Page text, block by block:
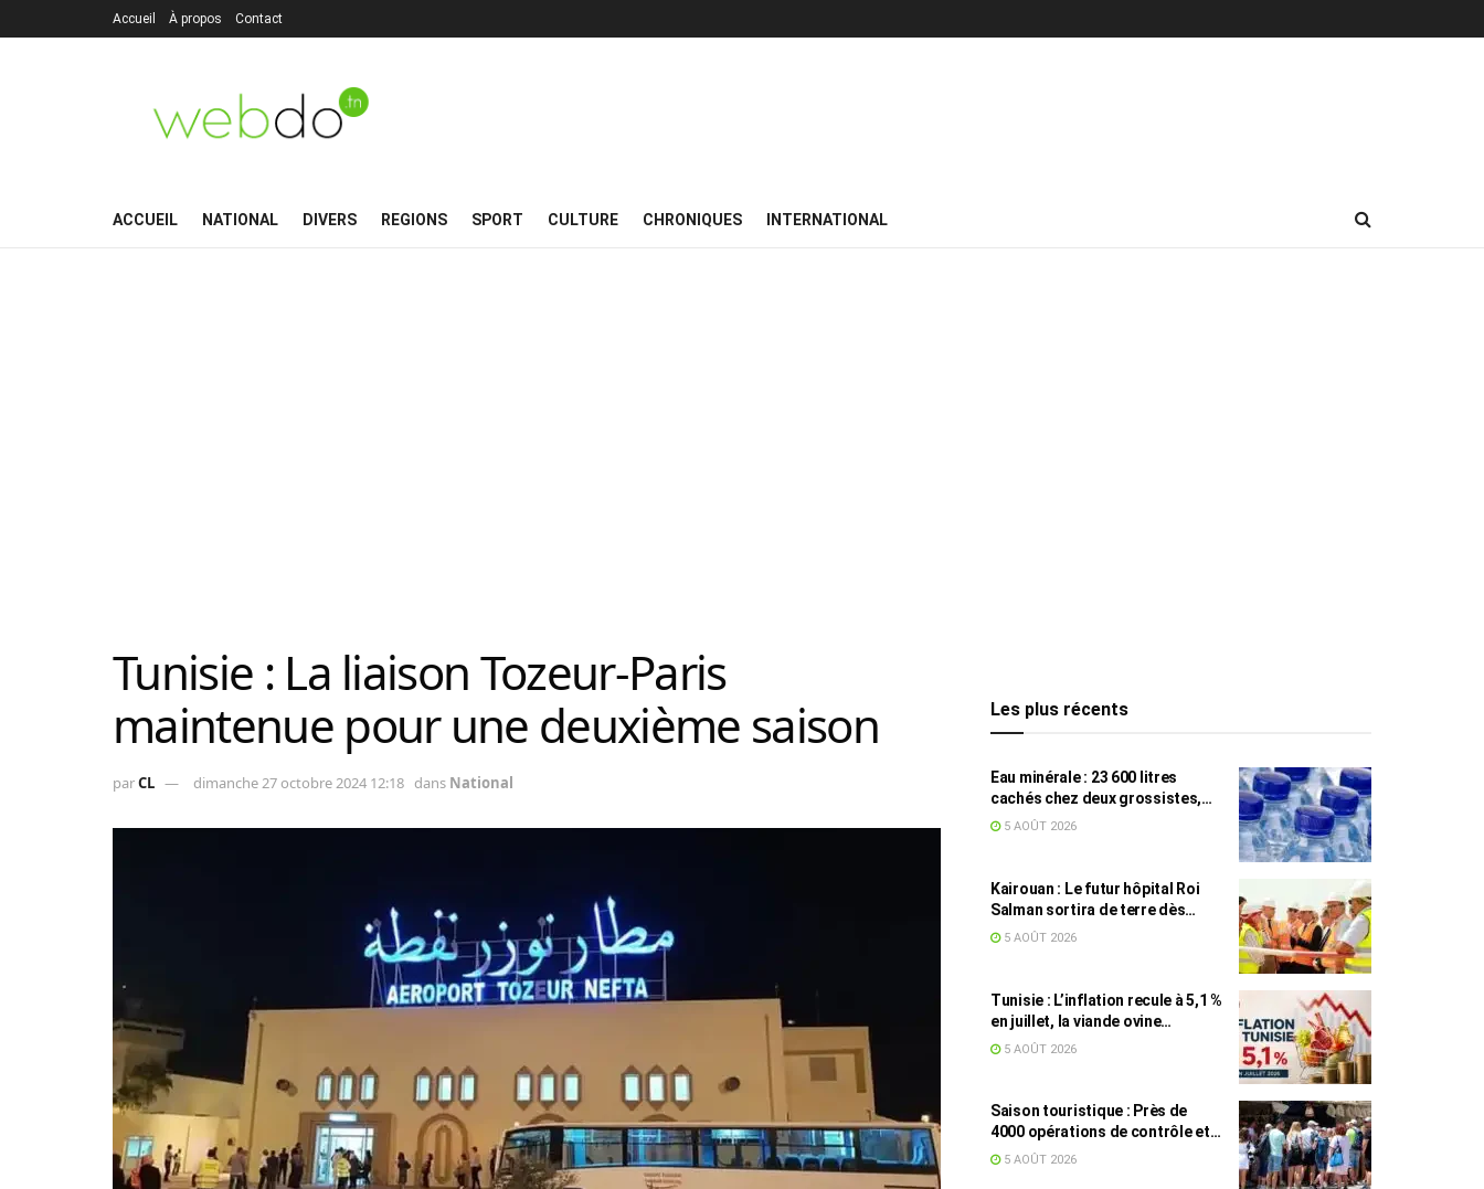
Accueil À propos Contact
ACCUEIL NATIONAL DIVERS REGIONS SPORT CULTURE CHRONIQUES INTERNATIONAL
Tunisie : La liaison Tozeur-Paris
maintenue pour une deuxième saison
parCL dimanche 27 octobre 2024 12:18 dans National
Les plus récents
Eau minérale : 23 600 litres
cachés chez deux grossistes,
les tensions persistent
5 AOÛT 2026
Kairouan : Le futur hôpital Roi
Salman sortira de terre dès
septembre
5 AOÛT 2026
Tunisie : L’inflation recule à 5,1 %
en juillet, la viande ovine
toujours en tête des hausses
5 AOÛT 2026
Saison touristique : Près de
4000 opérations de contrôle et
6,75 millions de dinars pour
5 AOÛT 2026